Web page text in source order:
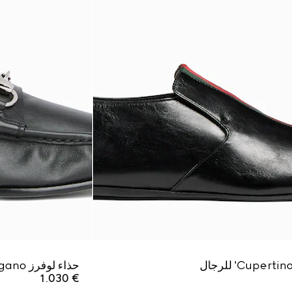
حذاء لوفرز Gucci Lugano للرجال
€ 1.030